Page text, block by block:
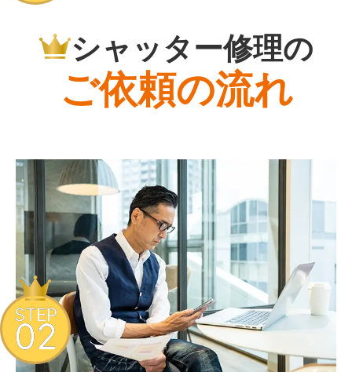
シャッター修理の
ご依頼の流れ
STEP
02